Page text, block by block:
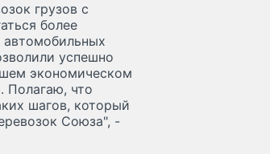
грузов с
более
успешно
экономическом
Полагаю, что
шагов, который
Союза", -